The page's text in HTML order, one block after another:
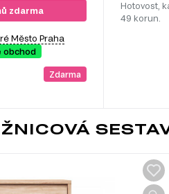
zdarma
Město Praha
obchod
Zdarma
Hotovost,
49 korun.